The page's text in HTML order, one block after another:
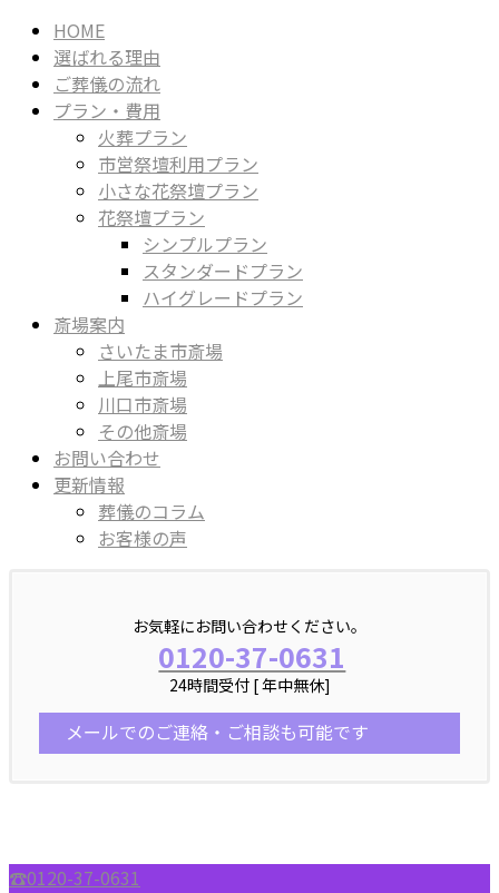
HOME
選ばれる理由
ご葬儀の流れ
プラン・費用
火葬プラン
市営祭壇利用プラン
小さな花祭壇プラン
花祭壇プラン
シンプルプラン
スタンダードプラン
ハイグレードプラン
斎場案内
さいたま市斎場
上尾市斎場
川口市斎場
その他斎場
お問い合わせ
更新情報
葬儀のコラム
お客様の声
お気軽にお問い合わせください。
0120-37-0631
24時間受付 [ 年中無休]
メールでのご連絡・ご相談も可能です
☎︎0120-37-0631